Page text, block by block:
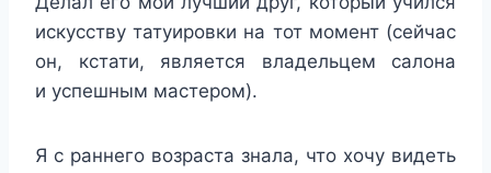
искусству татуировки на тот момент (сейчас
он, кстати, является владельцем салона
и успешным мастером).
Я с раннего возраста знала, что хочу видеть